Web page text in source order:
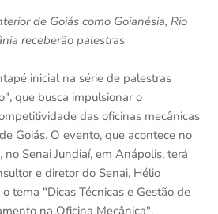
de Goiás como Goianésia, Rio
receberão palestras
inicial na série de palestras
que busca impulsionar o
das oficinas mecânicas
Goiás. O evento, que acontece no
Senai Jundiaí, em Anápolis, terá
e diretor do Senai, Hélio
tema "Dicas Técnicas e Gestão de
na Oficina Mecânica".